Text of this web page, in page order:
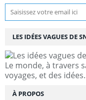
LES IDÉES VAGUES DE
Le monde, à travers
voyages, et des idées.
À PROPOS